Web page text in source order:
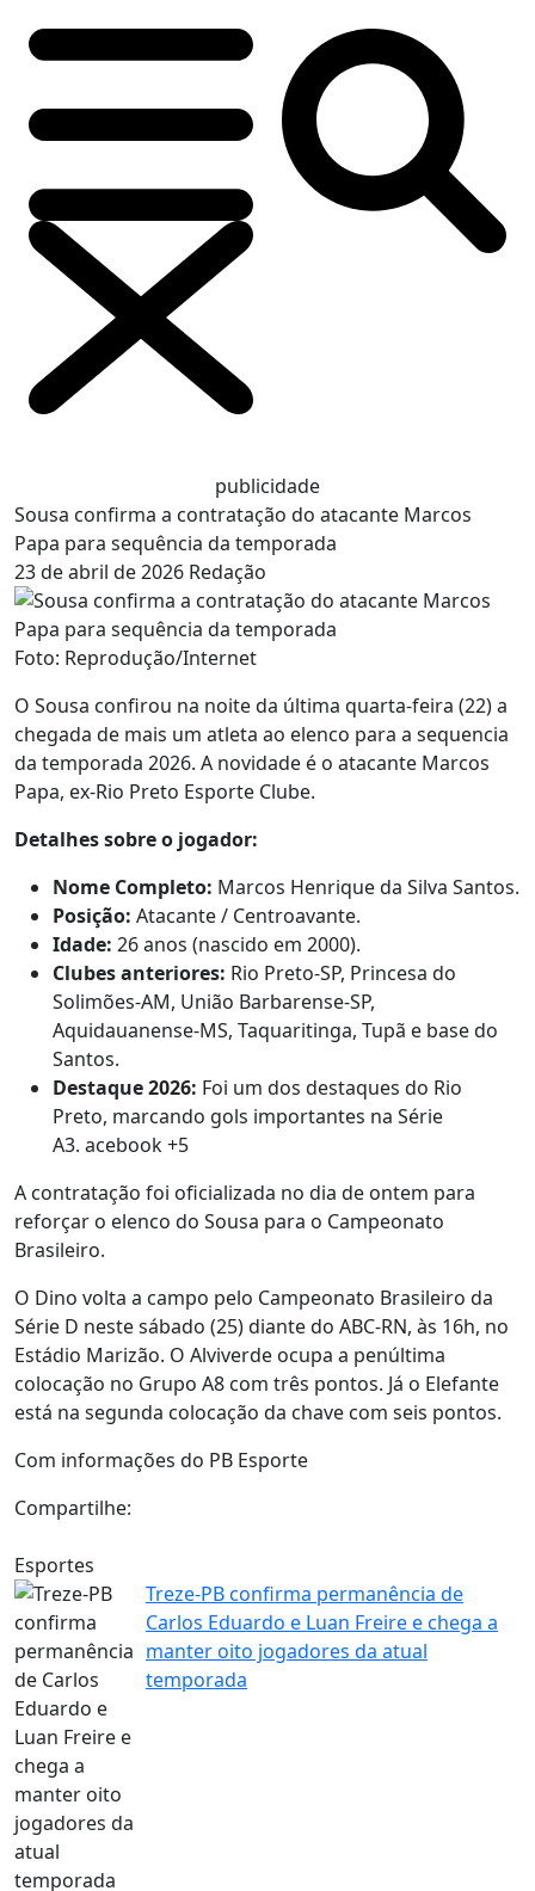
publicidade
Sousa confirma a contratação do atacante Marcos
Papa para sequência da temporada
23 de abril de 2026 Redação
Foto: Reprodução/Internet
O Sousa confirou na noite da última quarta-feira (22) a
chegada de mais um atleta ao elenco para a sequencia
da temporada 2026. A novidade é o atacante Marcos
Papa, ex-Rio Preto Esporte Clube.
Detalhes sobre o jogador:
Nome Completo: Marcos Henrique da Silva Santos.
Posição: Atacante / Centroavante.
Idade: 26 anos (nascido em 2000).
Clubes anteriores: Rio Preto-SP, Princesa do
Solimões-AM, União Barbarense-SP,
Aquidauanense-MS, Taquaritinga, Tupã e base do
Santos.
Destaque 2026: Foi um dos destaques do Rio
Preto, marcando gols importantes na Série
A3. acebook +5
A contratação foi oficializada no dia de ontem para
reforçar o elenco do Sousa para o Campeonato
Brasileiro.
O Dino volta a campo pelo Campeonato Brasileiro da
Série D neste sábado (25) diante do ABC-RN, às 16h, no
Estádio Marizão. O Alviverde ocupa a penúltima
colocação no Grupo A8 com três pontos. Já o Elefante
está na segunda colocação da chave com seis pontos.
Com informações do PB Esporte
Compartilhe:
Esportes
Treze-PB confirma permanência de
Carlos Eduardo e Luan Freire e chega a
manter oito jogadores da atual
temporada